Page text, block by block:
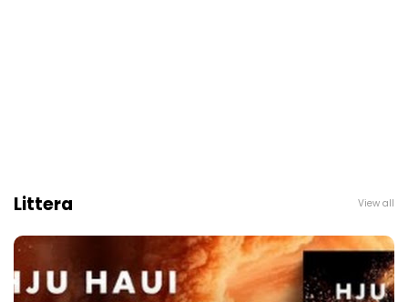
Littera View all